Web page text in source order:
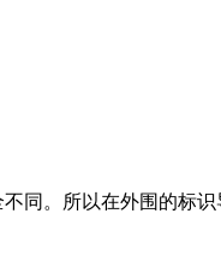
同。所以在外围的标